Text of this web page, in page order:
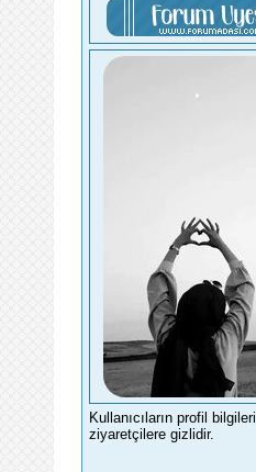
Kullanıcıların profil bilgileri
ziyaretçilere gizlidir.